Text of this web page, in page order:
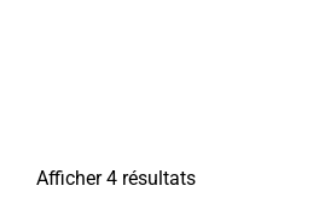
Afficher 4 résultats